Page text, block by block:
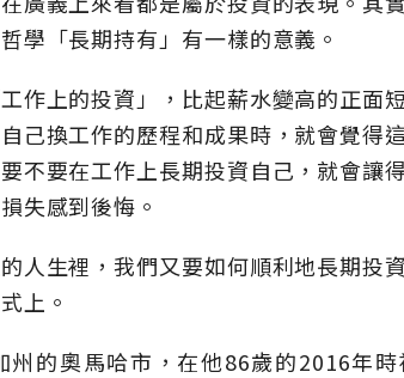
學「長期持有」有一樣的意義。
作上的投資」，比起薪水變高的正面
己換工作的歷程和成果時，就會覺得
不要在工作上長期投資自己，就會讓
失感到後悔。
人生裡，我們又要如何順利地長期投
上。
州的奧馬哈市，在他86歲的2016年